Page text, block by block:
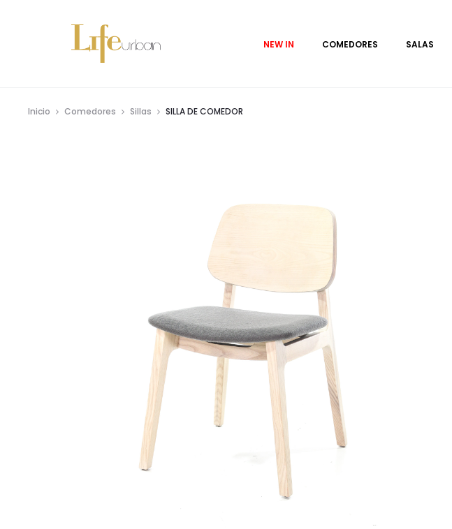
NEW IN COMEDORES SALAS
Inicio Comedores Sillas SILLA DE COMEDOR